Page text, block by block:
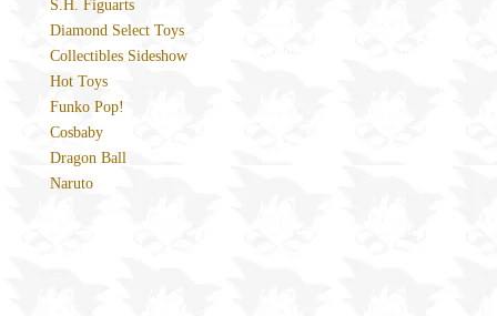
S.H. Figuarts
Diamond Select Toys
Collectibles Sideshow
Hot Toys
Funko Pop!
Cosbaby
Dragon Ball
Naruto